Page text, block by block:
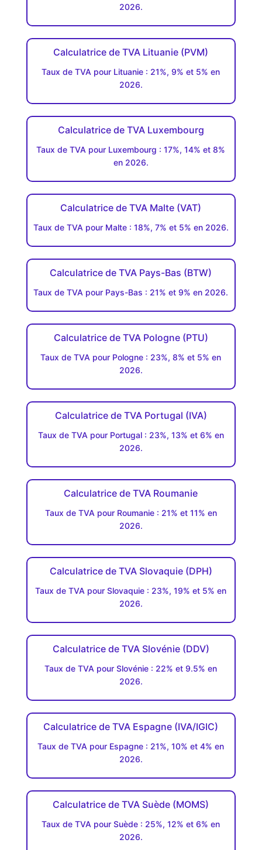
2026.
Calculatrice de TVA Lituanie (PVM)
Taux de TVA pour Lituanie : 21%, 9% et 5% en
2026.
Calculatrice de TVA Luxembourg
Taux de TVA pour Luxembourg : 17%, 14% et 8%
en 2026.
Calculatrice de TVA Malte (VAT)
Taux de TVA pour Malte : 18%, 7% et 5% en 2026.
Calculatrice de TVA Pays-Bas (BTW)
Taux de TVA pour Pays-Bas : 21% et 9% en 2026.
Calculatrice de TVA Pologne (PTU)
Taux de TVA pour Pologne : 23%, 8% et 5% en
2026.
Calculatrice de TVA Portugal (IVA)
Taux de TVA pour Portugal : 23%, 13% et 6% en
2026.
Calculatrice de TVA Roumanie
Taux de TVA pour Roumanie : 21% et 11% en
2026.
Calculatrice de TVA Slovaquie (DPH)
Taux de TVA pour Slovaquie : 23%, 19% et 5% en
2026.
Calculatrice de TVA Slovénie (DDV)
Taux de TVA pour Slovénie : 22% et 9.5% en
2026.
Calculatrice de TVA Espagne (IVA/IGIC)
Taux de TVA pour Espagne : 21%, 10% et 4% en
2026.
Calculatrice de TVA Suède (MOMS)
Taux de TVA pour Suède : 25%, 12% et 6% en
2026.